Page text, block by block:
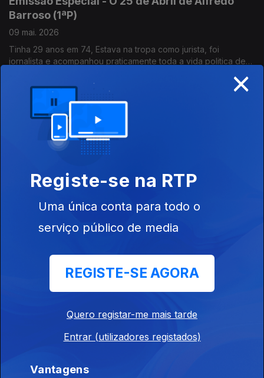
Barroso (1ªP)
09 mai. 2026
Tinha 29 anos em 74, Estava na tropa como jurista, foi
jornalista e acompanhou praticamente toda a vida politica de
Desde MNE até Chefe da Casa Civil do Presidente
Emissão Especial - O 25 de Abril de Carlo
Albino
02 mai. 2026
Tinha 29 anos em 1974. Foi décadas jornalista no Diário de
Edição Especial- O 25 de Abril de Joaquim
O jornalista que anunciou a Revolução aos microfones do
Rádio Clube Português. Tinha 26 anos em 1974.
Emissão Especial - O 25 de Abril de Adelino
×
Registe-se na RTP
Uma única conta para todo o
serviço público de media
REGISTE-SE AGORA
Quero registar-me mais tarde
Entrar (utilizadores registados)
Vantagens